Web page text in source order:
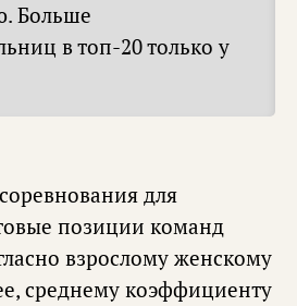
Больше
в топ-20 только у
для
позиции команд
взрослому женскому
среднему коэффициенту